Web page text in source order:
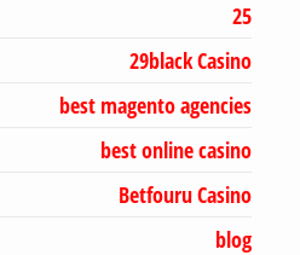
25
29black Casino
best magento agencies
best online casino
Betfouru Casino
blog